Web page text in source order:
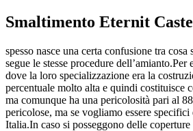
Smaltimento Eternit
spesso nasce una certa confusione tra
segue le stesse procedure dell’amianto.Per
dove la loro specializzazione era la
percentuale molto alta e quindi costituisce
ma comunque ha una pericolosità pari al
pericolose, ma se vogliamo essere
Italia.In caso si posseggono delle